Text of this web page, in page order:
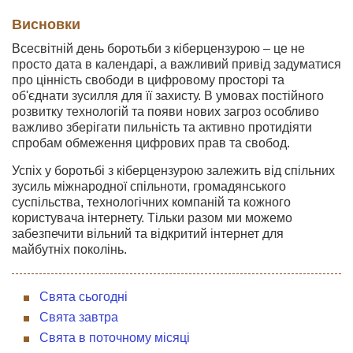
Висновки
Всесвітній день боротьби з кіберцензурою – це не
просто дата в календарі, а важливий привід задуматися
про цінність свободи в цифровому просторі та
об'єднати зусилля для її захисту. В умовах постійного
розвитку технологій та появи нових загроз особливо
важливо зберігати пильність та активно протидіяти
спробам обмеження цифрових прав та свобод.
Успіх у боротьбі з кіберцензурою залежить від спільних
зусиль міжнародної спільноти, громадянського
суспільства, технологічних компаній та кожного
користувача інтернету. Тільки разом ми можемо
забезпечити вільний та відкритий інтернет для
майбутніх поколінь.
Свята сьогодні
Свята завтра
Свята в поточному місяці